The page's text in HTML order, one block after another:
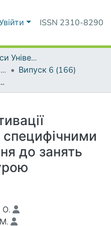
ISSN 2310-8290
Наукові часописи Університету
Серія 15. Науково-педагогічні проблеми фізичної культури (фізична культура і спорт)
Випуск 6 (166)
Особливості мотивації курсантів ЗВО із специфічними умовами навчання до занять фізичною культурою
специфічними
до занять
О.